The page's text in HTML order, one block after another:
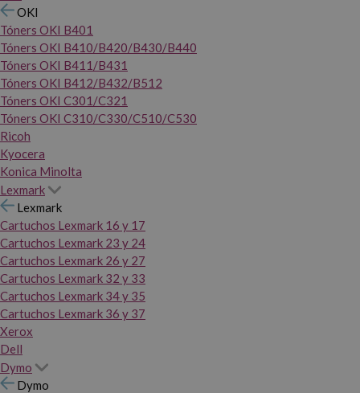
OKI
Tóners OKI B401
Tóners OKI B410/B420/B430/B440
Tóners OKI B411/B431
Tóners OKI B412/B432/B512
Tóners OKI C301/C321
Tóners OKI C310/C330/C510/C530
Ricoh
Kyocera
Konica Minolta
Lexmark
Lexmark
Cartuchos Lexmark 16 y 17
Cartuchos Lexmark 23 y 24
Cartuchos Lexmark 26 y 27
Cartuchos Lexmark 32 y 33
Cartuchos Lexmark 34 y 35
Cartuchos Lexmark 36 y 37
Xerox
Dell
Dymo
Dymo